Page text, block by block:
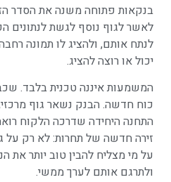
בנקאות פתוחה משנה את הסדר
לאשר לגוף נוסף לגשת לנתונים
לנתח אותם, ולהציג לו תמונה
יכול או רוצה להציג.
המשמעות איננה טכנית בלבד.
כוח חדשה. הבנק נשאר גוף
התחנה היחידה שדרכה הלקוח
זירה חדשה של תחרות: לא רק על
על מי מצליח להבין טוב יותר את
ולתרגם אותם לערך ממשי.